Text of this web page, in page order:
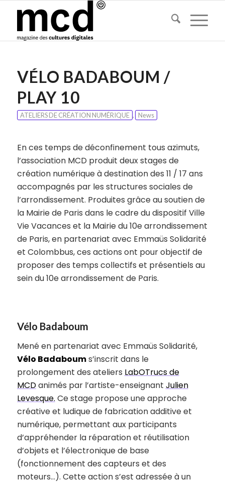
VÉLO BADABOUM /
PLAY 10
ATELIERS DE CRÉATION NUMÉRIQUE , News
En ces temps de déconfinement tous azimuts,
l’association MCD produit deux stages de
création numérique à destination des 11 / 17 ans
accompagnés par les structures sociales de
l’arrondissement. Produites grâce au soutien de
la Mairie de Paris dans le cadre du dispositif Ville
Vie Vacances et la Mairie du 10e arrondissement
de Paris, en partenariat avec Emmaüs Solidarité
et Colombbus, ces actions ont pour objectif de
proposer des temps collectifs et présentiels au
sein du 10e arrondissement de Paris.
Vélo Badaboum
Mené en partenariat avec Emmaüs Solidarité,
Vélo Badaboums’inscrit dans le
prolongement des ateliers LabOTrucs de
MCDanimés par l’artiste-enseignant Julien
Levesque. Ce stage propose une approche
créative et ludique de fabrication additive et
numérique, permettant aux participants
d’appréhender la réparation et réutilisation
d’objets et l’électronique de base
(fonctionnement des capteurs et des
moteurs…). Cette action s’est adressée à un